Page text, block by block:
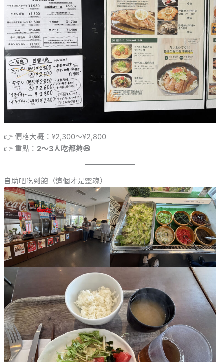
👉 價格大概：¥2,300～¥2,800
👉 重點： 2～3人吃都夠😆
自助吧吃到飽（這個才是靈魂）